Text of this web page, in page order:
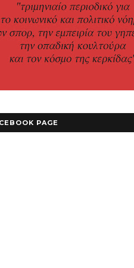
PAGE